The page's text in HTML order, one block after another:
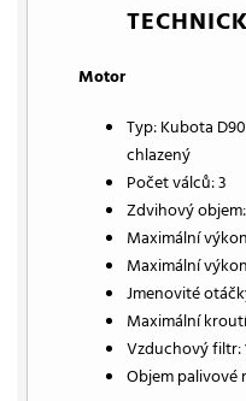
Motor
Typ: Kubota
chlazený
Počet válců: 3
Zdvihový
Maximální
Maximální
Jmenovité
Maximální
Vzduchový filtr:
Objem palivové